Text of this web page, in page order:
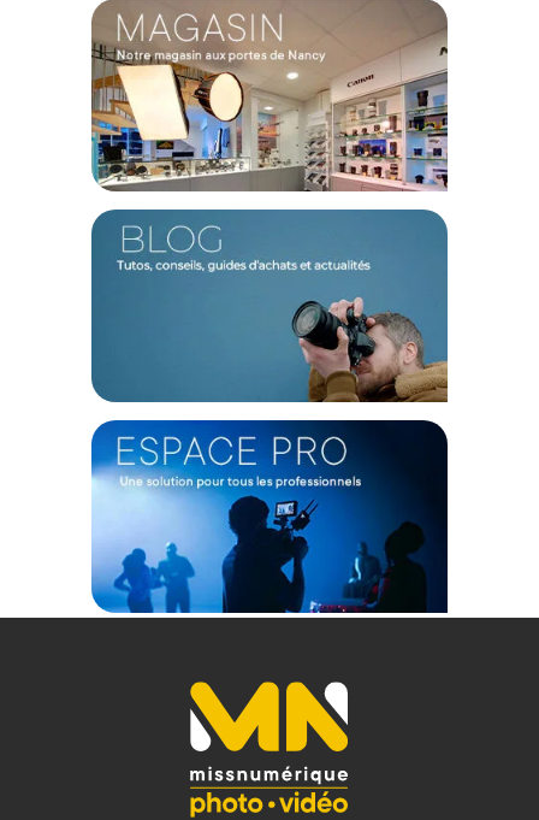
Vitesses de lecture/écriture : 438/369 MB/s
DIMENSIONS ET POIDS
Dimensions : L117,1 x L31,02 x H10 mm
Poids : 54,3 g
TEMPÉRATURE
Température de fonctionnement : -40 à 85°C
Température de stockage : -40 à 85°C
CONTENU DU CARTON
Offre valable jusqu'au 06-08-2026 inclus.
Code EAN Kiloview SSD pour Cube R1 1TB - Accessoires de
Garantie 2 ans
(1) Offre valable jusqu'au 31 Décembre 2030 à partir de 49 euros
d'achat, sur la base d'une expédition Chronopost 24H vers un point
relais situé en France continentale uniquement, valable uniquement
sur les produits de moins de 1m et moins de 20Kg.
(2) Sous réserve d'éligibilité.
(3) Nombre de points Fidélité estimés, hors remises au panier, basé
sur le prix TTC en €, les points seront effectivement calculés dans le